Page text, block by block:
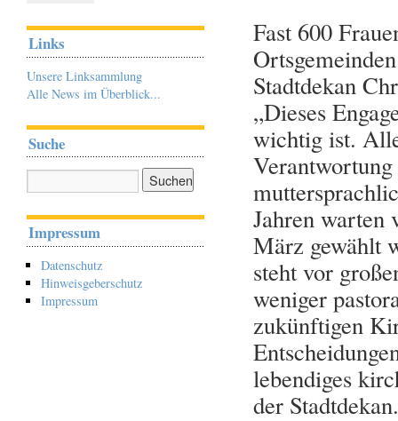
Fast 600
Stadtdekan
„Dieses
wichtig ist.
Jahren warten
März gewählt
steht vor
weniger
zukünftigen
lebendiges
der Stadtdekan.
Links
Unsere Linksammlung
Alle News im Überblick...
Suche
Impressum
Datenschutz
Hinweisgeberschutz
Impressum